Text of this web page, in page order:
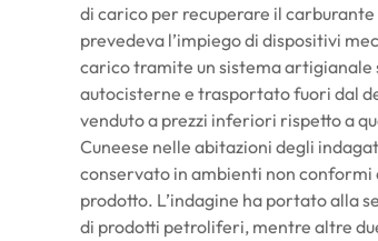
di carico per recuperare il
prevedeva l’impiego di dispositivi
carico tramite un sistema artigianale
autocisterne e trasportato fuori dal
venduto a prezzi inferiori rispetto a
Cuneese nelle abitazioni degli
conservato in ambienti non
prodotto. L’indagine ha portato alla
di prodotti petroliferi, mentre altre